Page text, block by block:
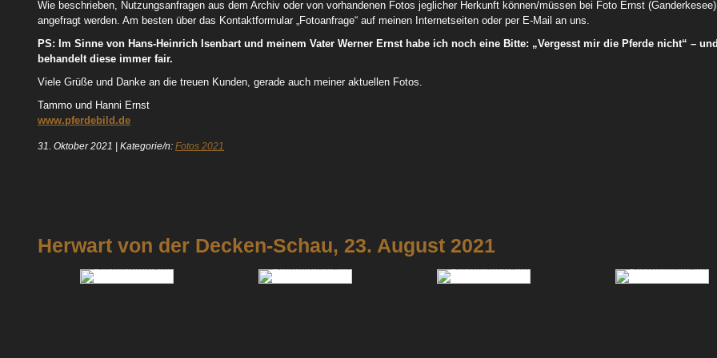
Wie beschrieben, Nutzungsanfragen aus dem Archiv oder von vorhandenen Fotos jeglicher Herkunft können/müssen bei Foto Ernst (Ganderkesee)
angefragt werden. Am besten über das Kontaktformular „Fotoanfrage“ auf meinen Internetseiten oder per E-Mail an uns.
PS: Im Sinne von Hans-Heinrich Isenbart und meinem Vater Werner Ernst habe ich noch eine Bitte: „Vergesst mir die Pferde nicht“ – und
behandelt diese immer fair.
Viele Grüße und Danke an die treuen Kunden, gerade auch meiner aktuellen Fotos.
Tammo und Hanni Ernst
www.pferdebild.de
31. Oktober 2021 | Kategorie/n: Fotos 2021
Herwart von der Decken-Schau, 23. August 2021